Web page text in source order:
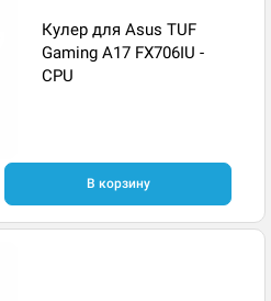
Кулер для Asus TUF
Gaming A17 FX706IU -
CPU
В корзину